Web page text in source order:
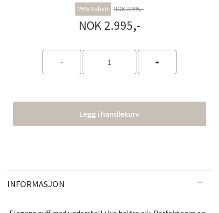
25% Rabatt NOK 3.995,-
NOK 2.995,-
Legg i handlekurv
INFORMASJON